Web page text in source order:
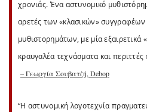
χρονιάς. Ένα αστυνομικό
αρετές των «κλασικών»
μυθιστορημάτων, με μία
κραυγαλέα τεχνάσματα και
– Γεωργία Σουβατζή, Debop
“Η αστυνομική λογοτεχνία